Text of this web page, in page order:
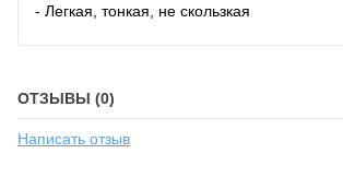
- Легкая, тонкая, не скользкая
ОТЗЫВЫ (0)
Написать отзыв